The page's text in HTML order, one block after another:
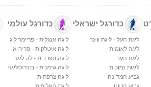
כדורגל ישראלי
ליגת העל - ליגת ווינר
ליגה לאומית
ליגת נוער
ליגות נמוכות
גביע המדינה
כדורגל עולמי
ליגה אנגלית - פריימר ליג
ליגה איטלקית - סריה א
ליגה ספרדית - לה ליגה
ליגה גרמנית - בונדוסליגה
ליגה צרפתית